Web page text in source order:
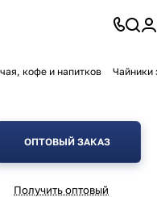
кофе и напитков Чайники
ОПТОВЫЙ ЗАКАЗ
Получить оптовый